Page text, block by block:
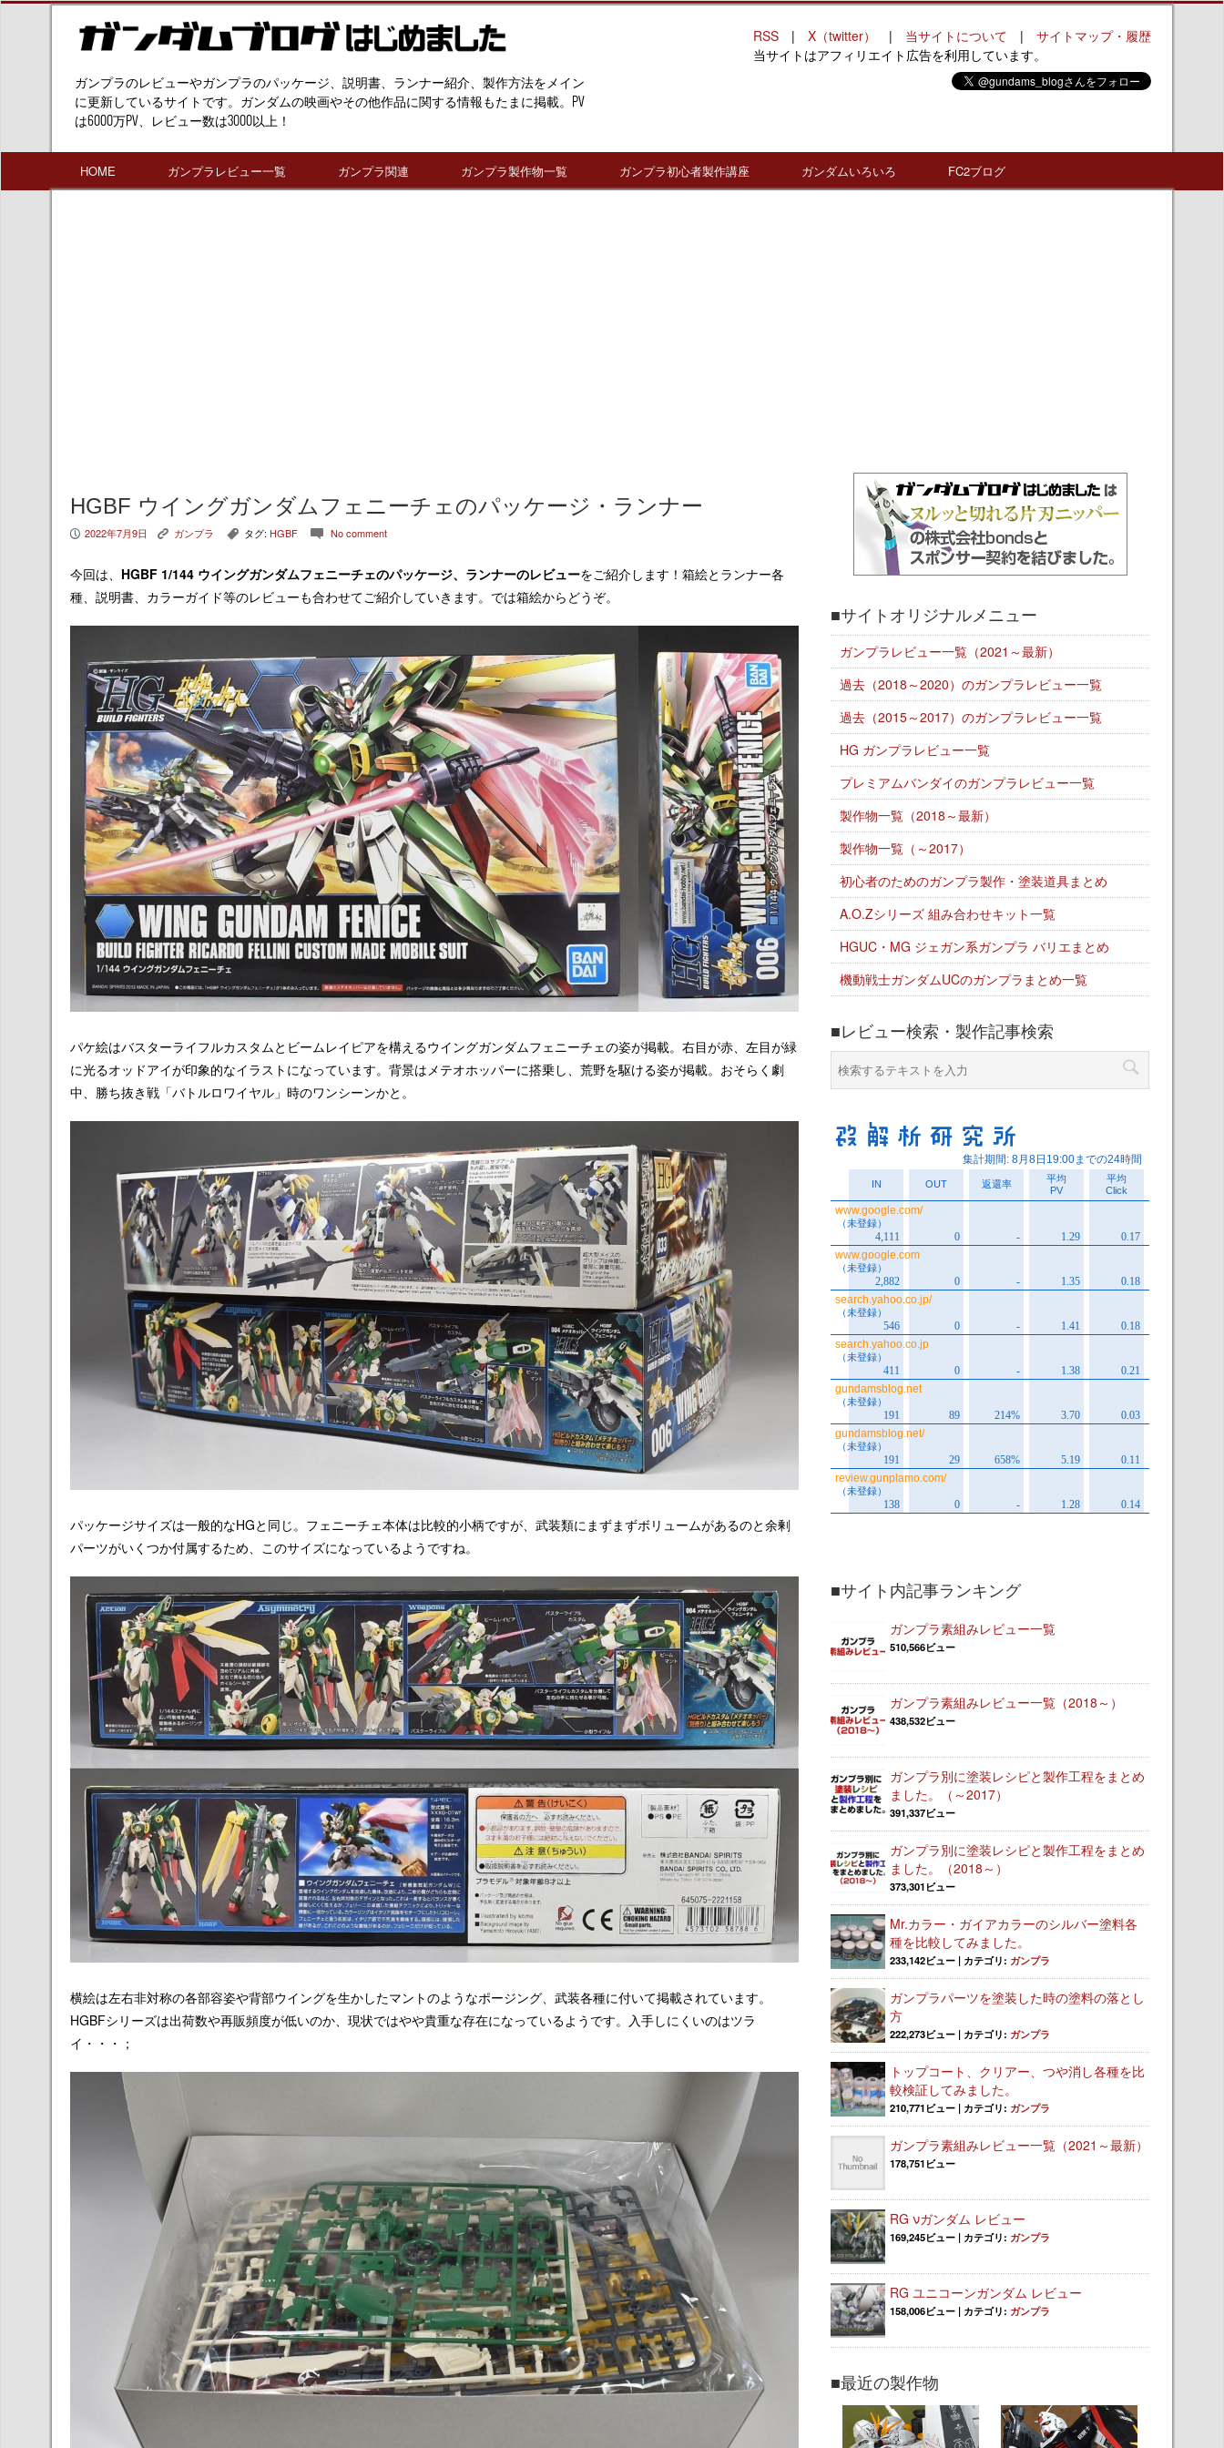
ガンプラのレビューやガンプラのパッケージ、説明書、ランナー紹介、製作方法をメイン
に更新しているサイトです。ガンダムの映画やその他作品に関する情報もたまに掲載。PV
は6000万PV、レビュー数は3000以上！
RSS | X（twitter） | 当サイトについて | サイトマップ・履歴
当サイトはアフィリエイト広告を利用しています。
HOME ガンプラレビュー一覧 ガンプラ関連 ガンプラ製作物一覧 ガンプラ初心者製作講座 ガンダムいろいろ FC2ブログ
HGBF ウイングガンダムフェニーチェのパッケージ・ランナー
P 2022年7月9日 K ガンプラ , タグ: HGBF c No comment
今回は、 HGBF 1/144 ウイングガンダムフェニーチェのパッケージ、ランナーのレビューをご紹介します！箱絵とランナー各
種、説明書、カラーガイド等のレビューも合わせてご紹介していきます。では箱絵からどうぞ。
パケ絵はバスターライフルカスタムとビームレイピアを構えるウイングガンダムフェニーチェの姿が掲載。右目が赤、左目が緑
に光るオッドアイが印象的なイラストになっています。背景はメテオホッパーに搭乗し、荒野を駆ける姿が掲載。おそらく劇
中、勝ち抜き戦「バトルロワイヤル」時のワンシーンかと。
パッケージサイズは一般的なHGと同じ。フェニーチェ本体は比較的小柄ですが、武装類にまずまずボリュームがあるのと余剰
パーツがいくつか付属するため、このサイズになっているようですね。
横絵は左右非対称の各部容姿や背部ウイングを生かしたマントのようなポージング、武装各種に付いて掲載されています。
HGBFシリーズは出荷数や再販頻度が低いのか、現状ではやや貴重な存在になっているようです。入手しにくいのはツラ
イ・・・；
■サイトオリジナルメニュー
ガンプラレビュー一覧（2021～最新）
過去（2018～2020）のガンプラレビュー一覧
過去（2015～2017）のガンプラレビュー一覧
HG ガンプラレビュー一覧
プレミアムバンダイのガンプラレビュー一覧
製作物一覧（2018～最新）
製作物一覧（～2017）
初心者のためのガンプラ製作・塗装道具まとめ
A.O.Zシリーズ 組み合わせキット一覧
HGUC・MG ジェガン系ガンプラ バリエまとめ
機動戦士ガンダムUCのガンプラまとめ一覧
■レビュー検索・製作記事検索
■サイト内記事ランキング
ガンプラ素組みレビュー一覧
510,566ビュー
ガンプラ素組みレビュー一覧（2018～）
438,532ビュー
ガンプラ別に塗装レシピと製作工程をまとめ
ました。（～2017）
391,337ビュー
ガンプラ別に塗装レシピと製作工程をまとめ
ました。（2018～）
373,301ビュー
Mr.カラー・ガイアカラーのシルバー塗料各
種を比較してみました。
233,142ビュー | カテゴリ: ガンプラ
ガンプラパーツを塗装した時の塗料の落とし
方
222,273ビュー | カテゴリ: ガンプラ
トップコート、クリアー、つや消し各種を比
較検証してみました。
210,771ビュー | カテゴリ: ガンプラ
ガンプラ素組みレビュー一覧（2021～最新）
178,751ビュー
RG νガンダム レビュー
169,245ビュー | カテゴリ: ガンプラ
RG ユニコーンガンダム レビュー
158,006ビュー | カテゴリ: ガンプラ
■最近の製作物